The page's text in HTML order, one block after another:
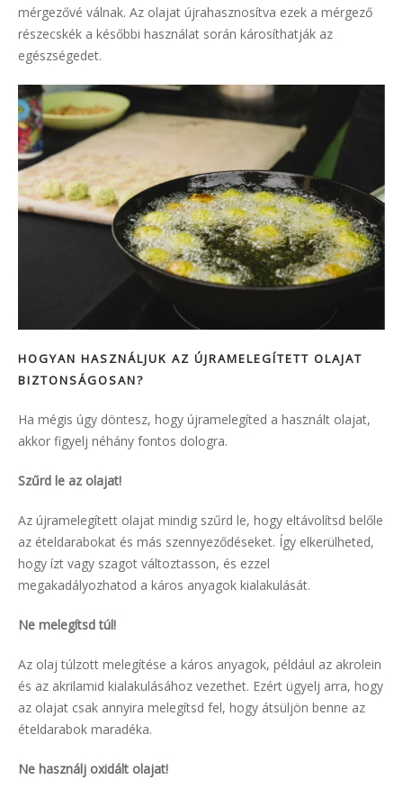
mérgezővé válnak. Az olajat újrahasznosítva ezek a mérgező
részecskék a későbbi használat során károsíthatják az
egészségedet.
HOGYAN HASZNÁLJUK AZ ÚJRAMELEGÍTETT OLAJAT
BIZTONSÁGOSAN?
Ha mégis úgy döntesz, hogy újramelegíted a használt olajat,
akkor figyelj néhány fontos dologra.
Szűrd le az olajat!
Az újramelegített olajat mindig szűrd le, hogy eltávolítsd belőle
az ételdarabokat és más szennyeződéseket. Így elkerülheted,
hogy ízt vagy szagot változtasson, és ezzel
megakadályozhatod a káros anyagok kialakulását.
Ne melegítsd túl!
Az olaj túlzott melegítése a káros anyagok, például az akrolein
és az akrilamid kialakulásához vezethet. Ezért ügyelj arra, hogy
az olajat csak annyira melegítsd fel, hogy átsüljön benne az
ételdarabok maradéka.
Ne használj oxidált olajat!